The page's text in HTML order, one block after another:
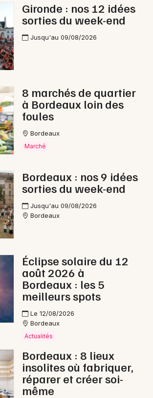
Gironde : nos 12 idées
sorties du week-end
Jusqu'au 09/08/2026
8 marchés de quartier
à Bordeaux loin des
foules
Bordeaux
Marché
Bordeaux : nos 9 idées
sorties du week-end
Jusqu'au 09/08/2026
Bordeaux
Éclipse solaire du 12
août 2026 à
Bordeaux : les 5
meilleurs spots
Le 12/08/2026
Bordeaux
Actualités
Bordeaux : 8 lieux
insolites où fabriquer,
réparer et créer soi-
même